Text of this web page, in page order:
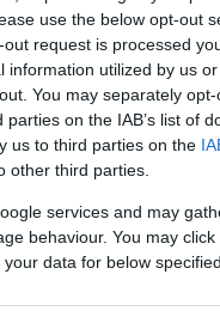
use the below opt-out
request is processed
utilized by us
You may separately
on the IAB’s list of
us to third parties on the
other third parties.
services and may
behaviour. You may
data for below